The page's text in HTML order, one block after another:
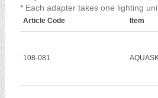
* Each adapter takes one lighting
Article Code Item
108-081